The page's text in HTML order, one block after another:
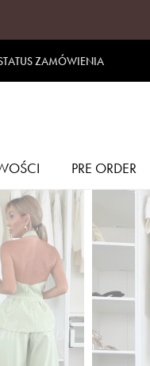
ZAMÓWIENIA
PRE ORDER